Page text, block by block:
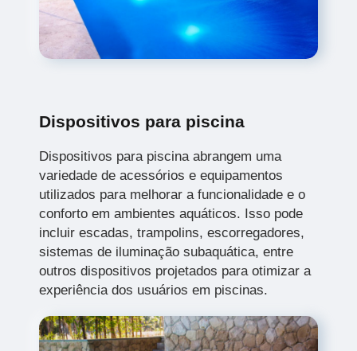
Dispositivos para piscina
Dispositivos para piscina abrangem uma
variedade de acessórios e equipamentos
utilizados para melhorar a funcionalidade e o
conforto em ambientes aquáticos. Isso pode
incluir escadas, trampolins, escorregadores,
sistemas de iluminação subaquática, entre
outros dispositivos projetados para otimizar a
experiência dos usuários em piscinas.